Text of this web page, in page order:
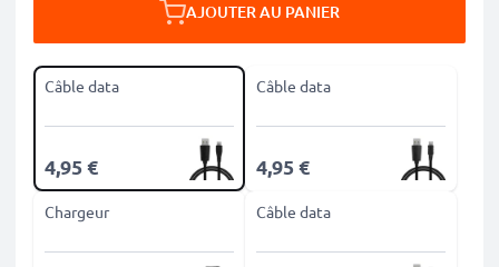
AJOUTER AU PANIER
Câble data
4,95 €
Câble data
4,95 €
Chargeur Câble data